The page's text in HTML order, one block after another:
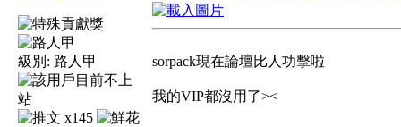
級別: 路人甲
x145
sorpack現在論壇比人功擊啦
我的VIP都沒用了><